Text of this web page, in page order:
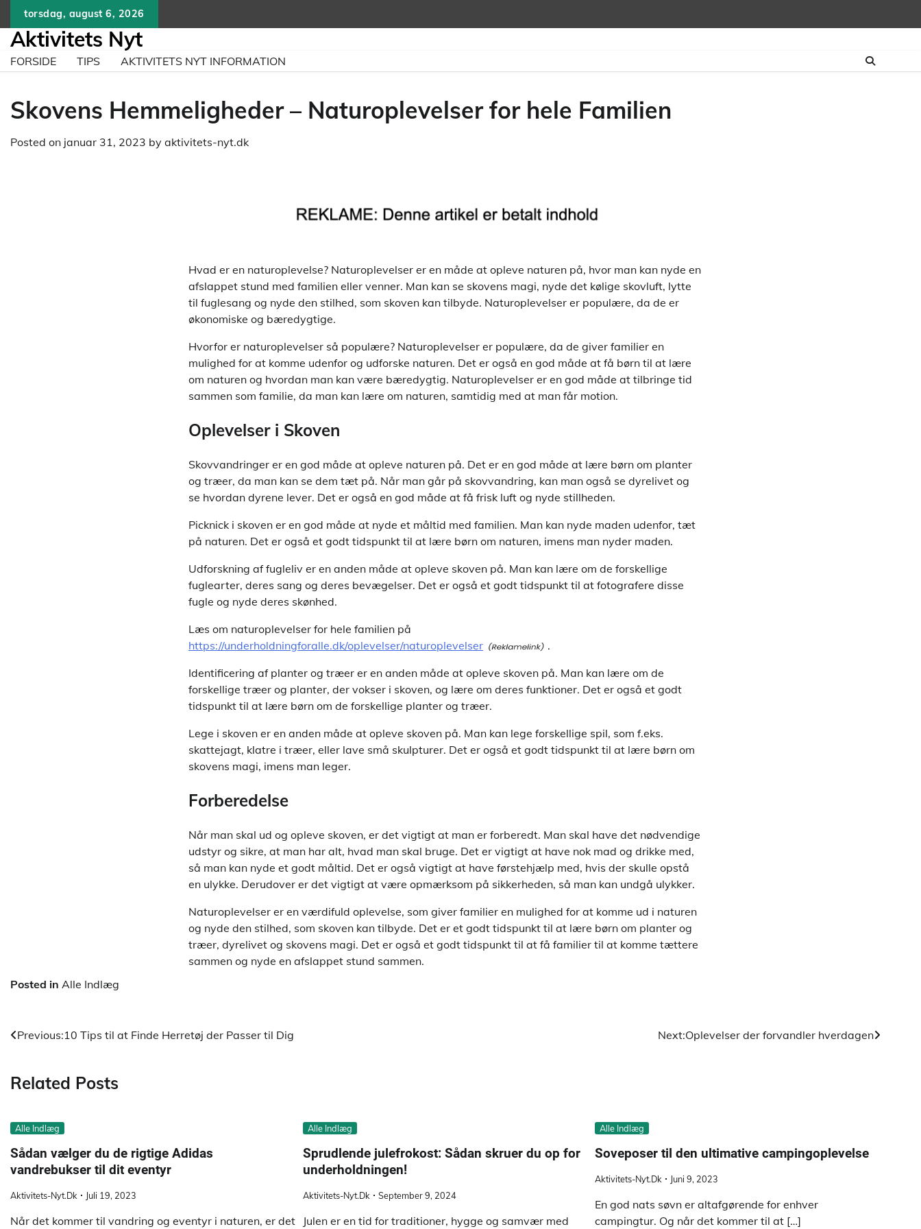
content
torsdag, august 6, 2026
Aktivitets Nyt
FORSIDE TIPS AKTIVITETS NYT INFORMATION
Skovens Hemmeligheder – Naturoplevelser for hele Familien
Posted on januar 31, 2023 by aktivitets-nyt.dk
Hvad er en naturoplevelse? Naturoplevelser er en måde at opleve naturen på, hvor man kan nyde en
afslappet stund med familien eller venner. Man kan se skovens magi, nyde det kølige skovluft, lytte
til fuglesang og nyde den stilhed, som skoven kan tilbyde. Naturoplevelser er populære, da de er
økonomiske og bæredygtige.
Hvorfor er naturoplevelser så populære? Naturoplevelser er populære, da de giver familier en
mulighed for at komme udenfor og udforske naturen. Det er også en god måde at få børn til at lære
om naturen og hvordan man kan være bæredygtig. Naturoplevelser er en god måde at tilbringe tid
sammen som familie, da man kan lære om naturen, samtidig med at man får motion.
Oplevelser i Skoven
Skovvandringer er en god måde at opleve naturen på. Det er en god måde at lære børn om planter
og træer, da man kan se dem tæt på. Når man går på skovvandring, kan man også se dyrelivet og
se hvordan dyrene lever. Det er også en god måde at få frisk luft og nyde stillheden.
Picknick i skoven er en god måde at nyde et måltid med familien. Man kan nyde maden udenfor, tæt
på naturen. Det er også et godt tidspunkt til at lære børn om naturen, imens man nyder maden.
Udforskning af fugleliv er en anden måde at opleve skoven på. Man kan lære om de forskellige
fuglearter, deres sang og deres bevægelser. Det er også et godt tidspunkt til at fotografere disse
fugle og nyde deres skønhed.
Læs om naturoplevelser for hele familien på
https://underholdningforalle.dk/oplevelser/naturoplevelser
.
Identificering af planter og træer er en anden måde at opleve skoven på. Man kan lære om de
forskellige træer og planter, der vokser i skoven, og lære om deres funktioner. Det er også et godt
tidspunkt til at lære børn om de forskellige planter og træer.
Lege i skoven er en anden måde at opleve skoven på. Man kan lege forskellige spil, som f.eks.
skattejagt, klatre i træer, eller lave små skulpturer. Det er også et godt tidspunkt til at lære børn om
skovens magi, imens man leger.
Forberedelse
Når man skal ud og opleve skoven, er det vigtigt at man er forberedt. Man skal have det nødvendige
udstyr og sikre, at man har alt, hvad man skal bruge. Det er vigtigt at have nok mad og drikke med,
så man kan nyde et godt måltid. Det er også vigtigt at have førstehjælp med, hvis der skulle opstå
en ulykke. Derudover er det vigtigt at være opmærksom på sikkerheden, så man kan undgå ulykker.
Naturoplevelser er en værdifuld oplevelse, som giver familier en mulighed for at komme ud i naturen
og nyde den stilhed, som skoven kan tilbyde. Det er et godt tidspunkt til at lære børn om planter og
træer, dyrelivet og skovens magi. Det er også et godt tidspunkt til at få familier til at komme tættere
sammen og nyde en afslappet stund sammen.
Posted in Alle Indlæg
Indlægsnavigation
Previous:10 Tips til at Finde Herretøj der Passer til Dig Next:Oplevelser der forvandler hverdagen
Related Posts
Alle Indlæg
Sådan vælger du de rigtige Adidas
vandrebukser til dit eventyr
Aktivitets-Nyt.dk Juli 19, 2023
Når det kommer til vandring og eventyr i naturen, er det
Alle Indlæg
Sprudlende julefrokost: Sådan skruer du op for
underholdningen!
Aktivitets-Nyt.dk September 9, 2024
Julen er en tid for traditioner, hygge og samvær med
Alle Indlæg
Soveposer til den ultimative campingoplevelse
Aktivitets-Nyt.dk Juni 9, 2023
En god nats søvn er altafgørende for enhver
campingtur. Og når det kommer til at […]